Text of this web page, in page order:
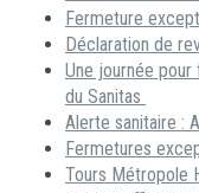
Fermeture
Déclaration de
Une journée
du Sanitas
Alerte sanitaire :
Fermetures
Tours Métropole